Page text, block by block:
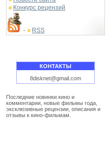
Конкурс рецензий
- RSS
КОНТАКТЫ
8disknet@gmail.com
Последние новинки кино и
комментарии, новые фильмы года,
эксклюзивные рецензии, описания и
отзывы к кино-фильмам.